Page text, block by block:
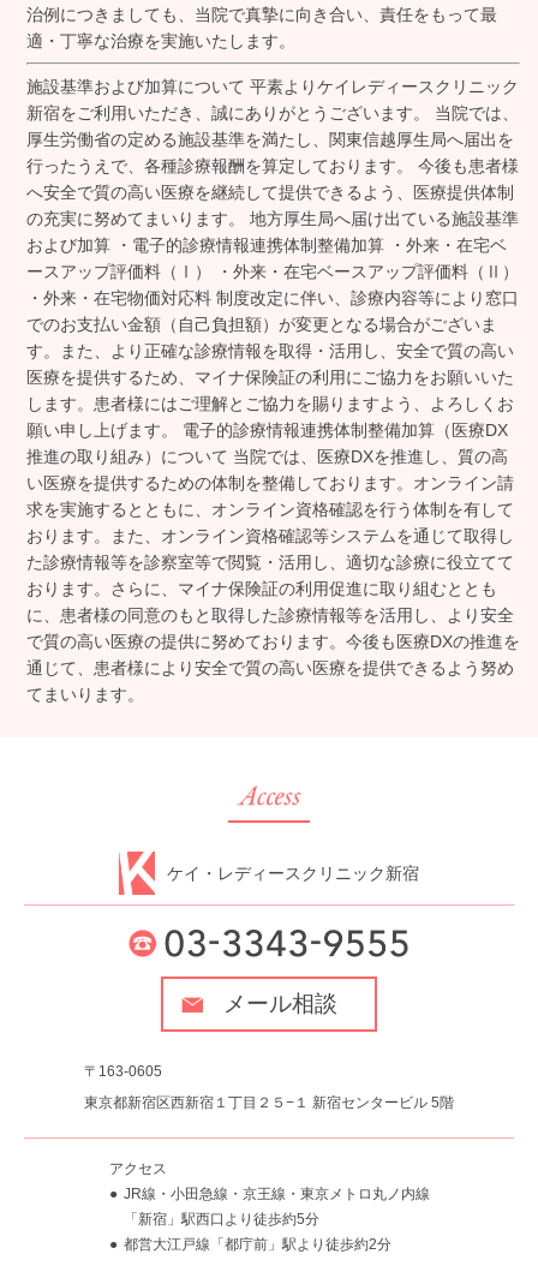
治例につきましても、当院で真摯に向き合い、責任をもって最
適・丁寧な治療を実施いたします。
施設基準および加算について 平素よりケイレディースクリニック
新宿をご利用いただき、誠にありがとうございます。 当院では、
厚生労働省の定める施設基準を満たし、関東信越厚生局へ届出を
行ったうえで、各種診療報酬を算定しております。 今後も患者様
へ安全で質の高い医療を継続して提供できるよう、医療提供体制
の充実に努めてまいります。 地方厚生局へ届け出ている施設基準
および加算 ・電子的診療情報連携体制整備加算 ・外来・在宅ベ
ースアップ評価料（Ⅰ） ・外来・在宅ベースアップ評価料（Ⅱ）
・外来・在宅物価対応料 制度改定に伴い、診療内容等により窓口
でのお支払い金額（自己負担額）が変更となる場合がございま
す。また、より正確な診療情報を取得・活用し、安全で質の高い
医療を提供するため、マイナ保険証の利用にご協力をお願いいた
します。患者様にはご理解とご協力を賜りますよう、よろしくお
願い申し上げます。 電子的診療情報連携体制整備加算（医療DX
推進の取り組み）について 当院では、医療DXを推進し、質の高
い医療を提供するための体制を整備しております。オンライン請
求を実施するとともに、オンライン資格確認を行う体制を有して
おります。また、オンライン資格確認等システムを通じて取得し
た診療情報等を診察室等で閲覧・活用し、適切な診療に役立てて
おります。さらに、マイナ保険証の利用促進に取り組むととも
に、患者様の同意のもと取得した診療情報等を活用し、より安全
で質の高い医療の提供に努めております。今後も医療DXの推進を
通じて、患者様により安全で質の高い医療を提供できるよう努め
てまいります。
ケイ・レディースクリニック新宿
メール相談
〒163-0605
東京都新宿区西新宿１丁目２５−１ 新宿センタービル 5階
アクセス
JR線・小田急線・京王線・東京メトロ丸ノ内線
「新宿」駅西口より徒歩約5分
都営大江戸線「都庁前」駅より徒歩約2分